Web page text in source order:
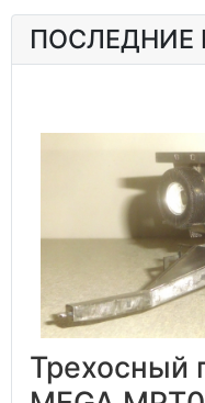
ПОСЛЕДНИЕ
Трехосный